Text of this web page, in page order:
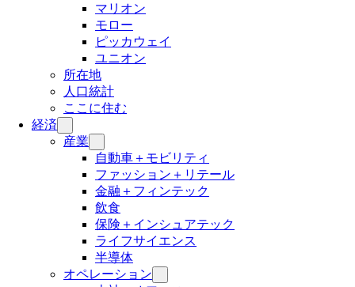
マリオン
モロー
ピッカウェイ
ユニオン
所在地
人口統計
ここに住む
経済
産業
自動車＋モビリティ
ファッション＋リテール
金融＋フィンテック
飲食
保険＋インシュアテック
ライフサイエンス
半導体
オペレーション